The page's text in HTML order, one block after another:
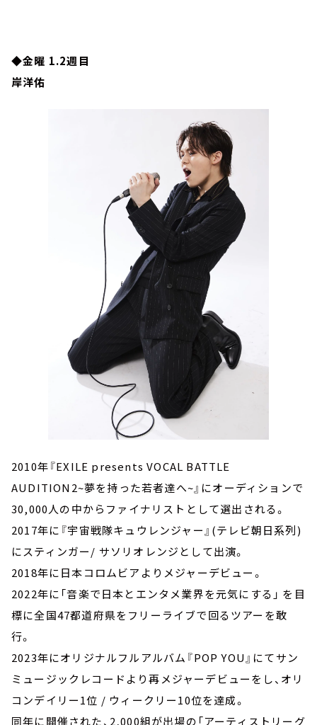
◆金曜 1.2週目
岸洋佑
2010年『EXILE presents VOCAL BATTLE
AUDITION2~夢を持った若者達へ~』にオーディションで
30,000人の中からファイナリストとして選出される。
2017年に『宇宙戦隊キュウレンジャー』(テレビ朝日系列)
にスティンガー/ サソリオレンジとして出演。
2018年に日本コロムビアよりメジャーデビュー。
2022年に「音楽で日本とエンタメ業界を元気にする」 を目
標に全国47都道府県をフリーライブで回るツアーを敢
行。
2023年にオリジナルフルアルバム『POP YOU』にてサン
ミュージックレコードより再メジャーデビューをし、オリ
コンデイリー1位 / ウィークリー10位を達成。
同年に開催された、2,000組が出場の「アーティストリーグ